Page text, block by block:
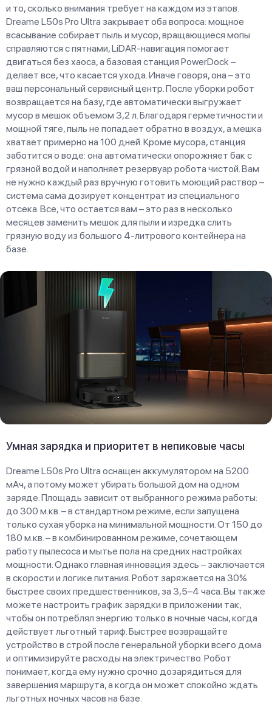
и то, сколько внимания требует на каждом из этапов.
Dreame L50s Pro Ultra закрывает оба вопроса: мощное
всасывание собирает пыль и мусор, вращающиеся мопы
справляются с пятнами, LiDAR-навигация помогает
двигаться без хаоса, а базовая станция PowerDock –
делает все, что касается ухода. Иначе говоря, она – это
ваш персональный сервисный центр. После уборки робот
возвращается на базу, где автоматически выгружает
мусор в мешок объемом 3,2 л. Благодаря герметичности и
мощной тяге, пыль не попадает обратно в воздух, а мешка
хватает примерно на 100 дней. Кроме мусора, станция
заботится о воде: она автоматически опорожняет бак с
грязной водой и наполняет резервуар робота чистой. Вам
не нужно каждый раз вручную готовить моющий раствор –
система сама дозирует концентрат из специального
отсека. Все, что остается вам – это раз в несколько
месяцев заменить мешок для пыли и изредка слить
грязную воду из большого 4-литрового контейнера на
базе.
Умная зарядка и приоритет в непиковые часы
Dreame L50s Pro Ultra оснащен аккумулятором на 5200
мАч, а потому может убирать большой дом на одном
заряде. Площадь зависит от выбранного режима работы:
до 300 м.кв. – в стандартном режиме, если запущена
только сухая уборка на минимальной мощности. От 150 до
180 м.кв. – в комбинированном режиме, сочетающем
работу пылесоса и мытье пола на средних настройках
мощности. Однако главная инновация здесь – заключается
в скорости и логике питания. Робот заряжается на 30%
быстрее своих предшественников, за 3,5–4 часа. Вы также
можете настроить график зарядки в приложении так,
чтобы он потреблял энергию только в ночные часы, когда
действует льготный тариф. Быстрее возвращайте
устройство в строй после генеральной уборки всего дома
и оптимизируйте расходы на электричество. Робот
понимает, когда ему нужно срочно дозарядиться для
завершения маршрута, а когда он может спокойно ждать
льготных ночных часов на базе.